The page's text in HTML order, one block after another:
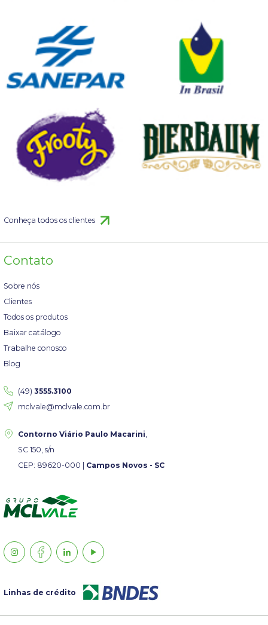
Conheça todos os clientes
Contato
Sobre nós
Clientes
Todos os produtos
Baixar catálogo
Trabalhe conosco
Blog
(49) 3555.3100
mclvale@mclvale.com.br
Contorno Viário Paulo Macarini,
SC 150, s/n
CEP: 89620-000 | Campos Novos - SC
Linhas de crédito